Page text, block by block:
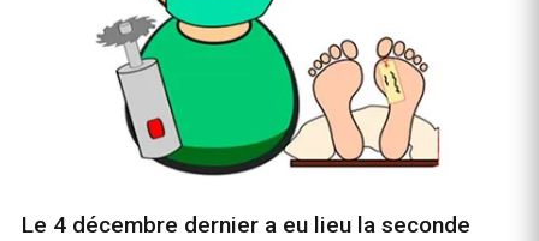
Le 4 décembre dernier a eu lieu la seconde